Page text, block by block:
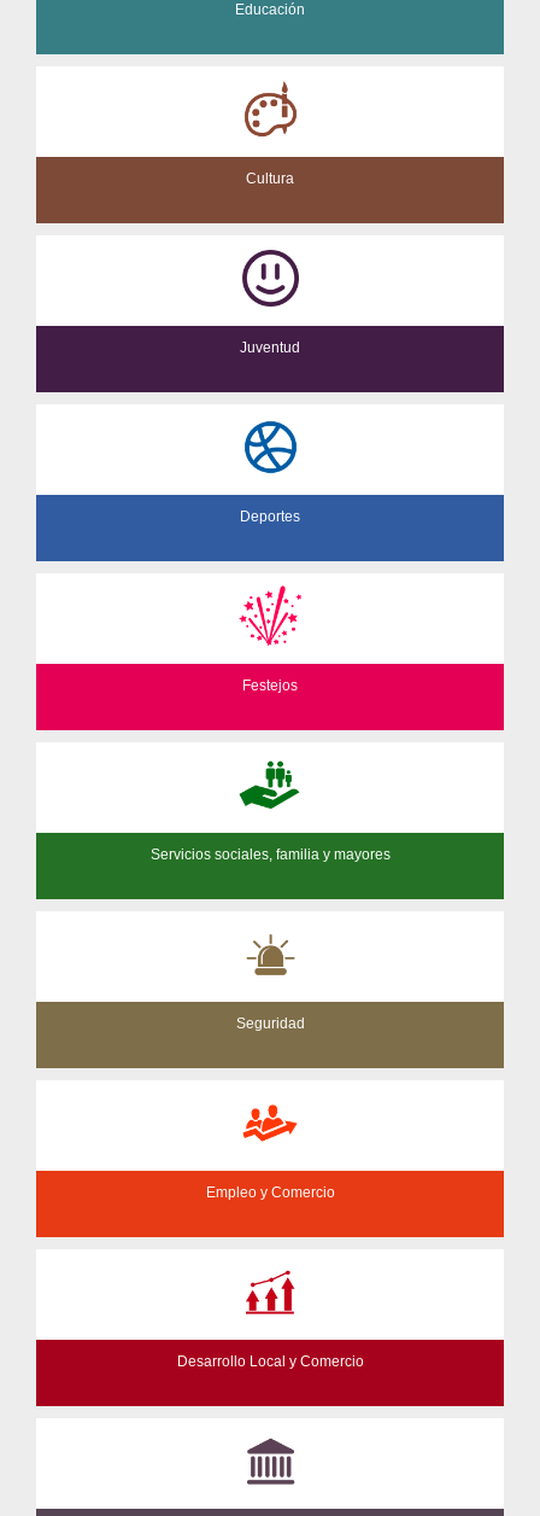
Educación
Cultura
Juventud
Deportes
Festejos
Servicios sociales, familia y mayores
Seguridad
Empleo y Comercio
Desarrollo Local y Comercio